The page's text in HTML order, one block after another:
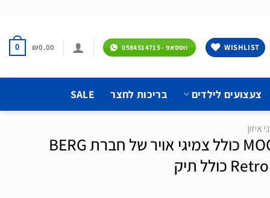
WISHLIST ווטסאפ - 0584514715 ₪0.00
0
צעצועים לילדים בריכות לחצר SALE
איזון
אופני איזון דגם MOOV 12 כולל צמיגי אויר של חברת BERG